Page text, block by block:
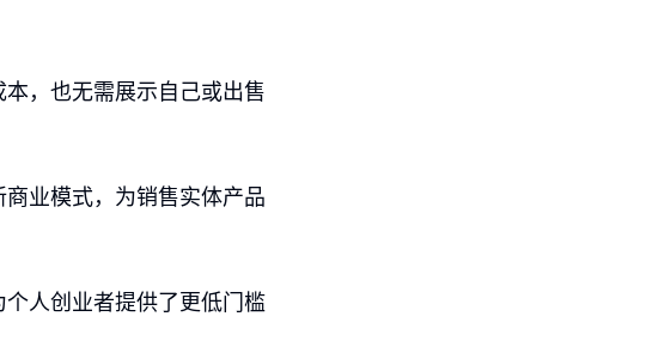
，也无需展示自己或出售
业模式，为销售实体产品
人创业者提供了更低门槛